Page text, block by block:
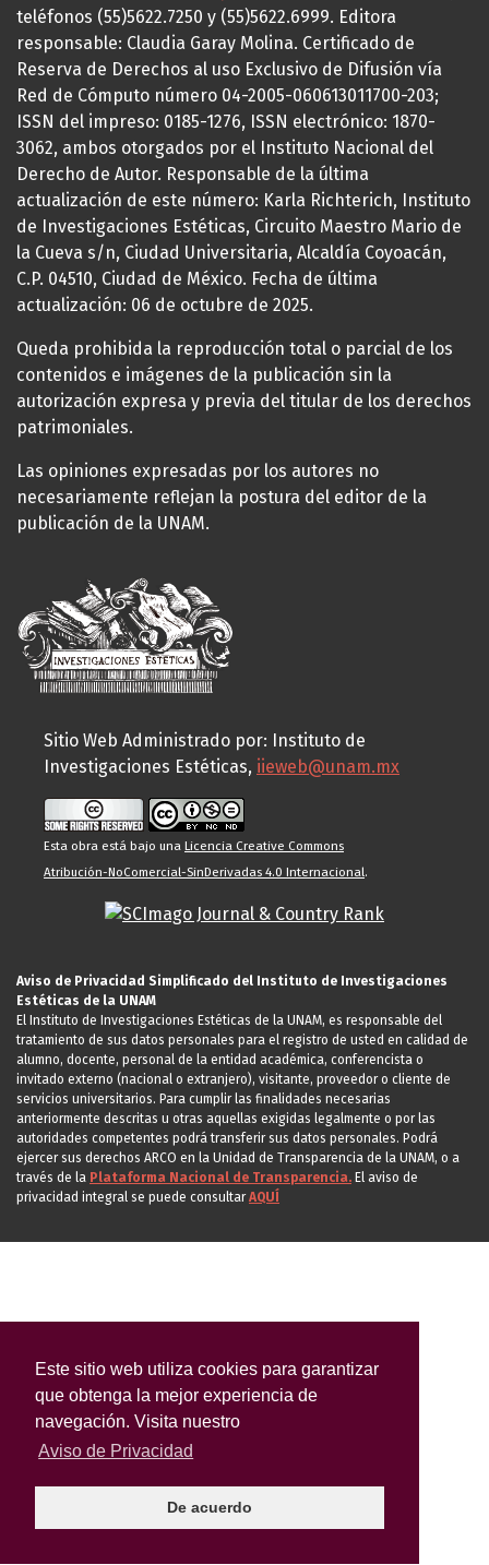
Este sitio web utiliza cookies para garantizar
que obtenga la mejor experiencia de
navegación. Visita nuestro
Aviso de Privacidad
De acuerdo
teléfonos (55)5622.7250 y (55)5622.6999. Editora
responsable: Claudia Garay Molina. Certificado de
Reserva de Derechos al uso Exclusivo de Difusión vía
Red de Cómputo número 04-2005-060613011700-203;
ISSN del impreso: 0185-1276, ISSN electrónico: 1870-
3062, ambos otorgados por el Instituto Nacional del
Derecho de Autor. Responsable de la última
actualización de este número: Karla Richterich, Instituto
de Investigaciones Estéticas, Circuito Maestro Mario de
la Cueva s/n, Ciudad Universitaria, Alcaldía Coyoacán,
C.P. 04510, Ciudad de México. Fecha de última
actualización: 06 de octubre de 2025.
Queda prohibida la reproducción total o parcial de los
contenidos e imágenes de la publicación sin la
autorización expresa y previa del titular de los derechos
patrimoniales.
Las opiniones expresadas por los autores no
necesariamente reflejan la postura del editor de la
publicación de la UNAM.
Sitio Web Administrado por: Instituto de
Investigaciones Estéticas, iieweb@unam.mx
Esta obra está bajo una Licencia Creative Commons
Atribución-NoComercial-SinDerivadas 4.0 Internacional.
Aviso de Privacidad Simplificado del Instituto de Investigaciones
Estéticas de la UNAM
El Instituto de Investigaciones Estéticas de la UNAM, es responsable del
tratamiento de sus datos personales para el registro de usted en calidad de
alumno, docente, personal de la entidad académica, conferencista o
invitado externo (nacional o extranjero), visitante, proveedor o cliente de
servicios universitarios. Para cumplir las finalidades necesarias
anteriormente descritas u otras aquellas exigidas legalmente o por las
autoridades competentes podrá transferir sus datos personales. Podrá
ejercer sus derechos ARCO en la Unidad de Transparencia de la UNAM, o a
través de la Plataforma Nacional de Transparencia. El aviso de
privacidad integral se puede consultarAQUÍ